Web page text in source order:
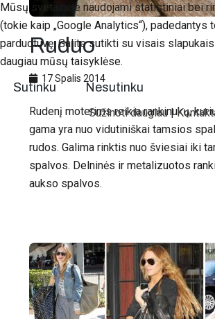
Ruduo
17 Spalis 2014
Rudenį moterims reikia rankinukų,
gama yra nuo vidutiniškai tamsios
rudos. Galima rinktis nuo šviesiai iki
spalvos. Delninės ir metalizuotos
aukso spalvos.
Mūsų svetainėje naudojami statistiniai bei
(tokie kaip „Google Analytics“), padedantys
parduotuvę. Galite sutikti su visais
daugiau mūsų taisyklėse.
Sutinku Nesutinku
Sužinoti daugiau|